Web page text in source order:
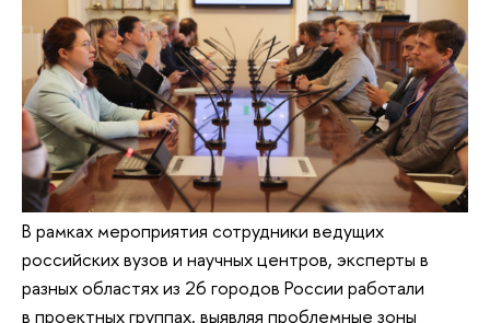
В рамках мероприятия сотрудники ведущих
российских вузов и научных центров, эксперты в
разных областях из 26 городов России работали
в проектных группах, выявляя проблемные зоны